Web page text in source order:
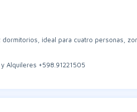
dormitorios, ideal para cuatro personas,
Alquileres +598.91221505